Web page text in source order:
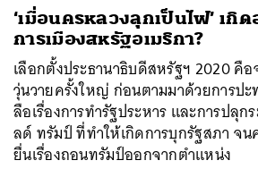
‘เมื่อนครหลวงลุกเป็นไฟ’ เกิ
การเมืองสหรัฐอเมริกา?
เลือกตั้งประธานาธิบดีสหรัฐฯ 2020 คื
วุ่นวายครั้งใหญ่ ก่อนตามมาด้วยการปะ
ลือเรื่องการทำรัฐประหาร และการปลุ
ลด์ ทรัมป์ ที่ทำให้เกิดการบุกรัฐสภา จ
ยื่นเรื่องถอนทรัมป์ออกจากตำแหน่ง